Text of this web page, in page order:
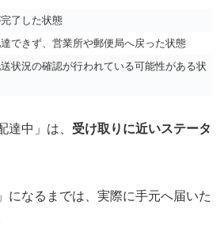
了した状態
できず、営業所や郵便局へ戻った状態
状況の確認が行われている可能性がある状
達中」は、 受け取りに近いステータ
になるまでは、実際に手元へ届いた